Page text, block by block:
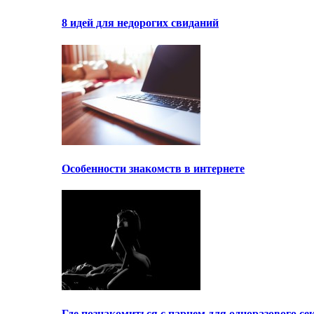
8 идей для недорогих свиданий
Особенности знакомств в интернете